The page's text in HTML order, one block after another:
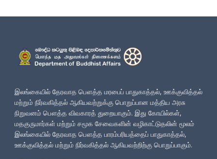
இலங்கையில் தேரவாத பௌத்த மரபைப் பாதுகாத்தல், ஊக்குவித்தல்
மற்றும் நிர்வகித்தல் ஆகியவற்றுக்கு பொறுப்பான மத்திய அரசு
நிறுவனம் பௌத்த விவகாரத் துறையாகும். இது கோயில்கள்,
மதகுருமார்கள் மற்றும் சமூக சேவைகளின் வழிகாட்டுதலின் மூலம்
இலங்கையில் தேரவாத பௌத்த பாரம்பரியத்தைப் பாதுகாத்தல்,
ஊக்குவித்தல் மற்றும் நிர்வகித்தல் ஆகியவற்றிற்கு பொறுப்பாகும்.